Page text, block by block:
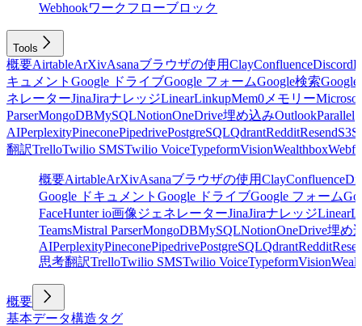
Webhookワークフローブロック
Tools
概要AirtableArXivAsanaブラウザの使用ClayConfluenceDiscord
キュメント Google ドライブGoogle フォームGoogle検索
ネレーターJinaJiraナレッジLinearLinkupMem0 メモリー
ParserMongoDBMySQLNotionOneDrive埋め込みOutlookParallel
AIPerplexityPineconePipedrivePostgreSQLQdrantRedditResendS3
翻訳TrelloTwilio SMSTwilio VoiceTypeformVisionWealthbox
概要AirtableArXivAsanaブラウザの使用ClayConfluence
Google ドキュメント Google ドライブGoogle フォーム
FaceHunter io画像ジェネレーターJinaJiraナレッジLinear
TeamsMistral ParserMongoDBMySQLNotionOneDrive埋め
AIPerplexityPineconePipedrivePostgreSQLQdrantReddit
思考翻訳TrelloTwilio SMSTwilio VoiceTypeformVision
概要
基本データ構造タグ